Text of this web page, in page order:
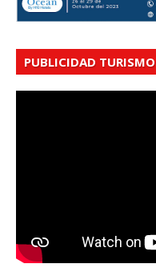
PUBLICIDAD TURISMO